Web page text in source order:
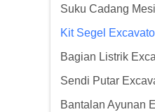
Suku Cadang
Kit Segel
Bagian Listrik
Sendi Putar
Bantalan Ayunan